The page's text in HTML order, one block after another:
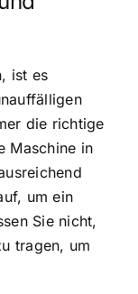
ist es
die richtige
Maschine in
um ein
Sie nicht,
tragen, um